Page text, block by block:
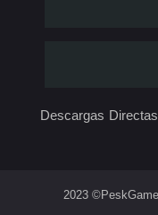
Descargas
2023